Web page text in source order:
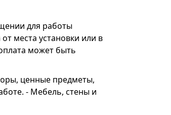
для работы
места установки или в
может быть
ценные предметы,
- Мебель, стены и